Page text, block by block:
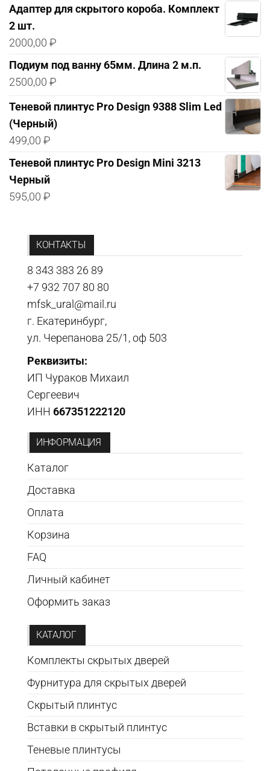
Адаптер для скрытого короба. Комплект
2 шт.
2000,00 ₽
Подиум под ванну 65мм. Длина 2 м.п.
2500,00 ₽
Теневой плинтус Pro Design 9388 Slim Led
(Черный)
499,00 ₽
Теневой плинтус Pro Design Mini 3213
Черный
595,00 ₽
КОНТАКТЫ
8 343 383 26 89
+7 932 707 80 80
mfsk_ural@mail.ru
г. Екатеринбург,
ул. Черепанова 25/1, оф 503
Реквизиты:
ИП Чураков Михаил
Сергеевич
ИНН 667351222120
ИНФОРМАЦИЯ
Каталог
Доставка
Оплата
Корзина
FAQ
Личный кабинет
Оформить заказ
КАТАЛОГ
Комплекты скрытых дверей
Фурнитура для скрытых дверей
Скрытый плинтус
Вставки в скрытый плинтус
Теневые плинтусы